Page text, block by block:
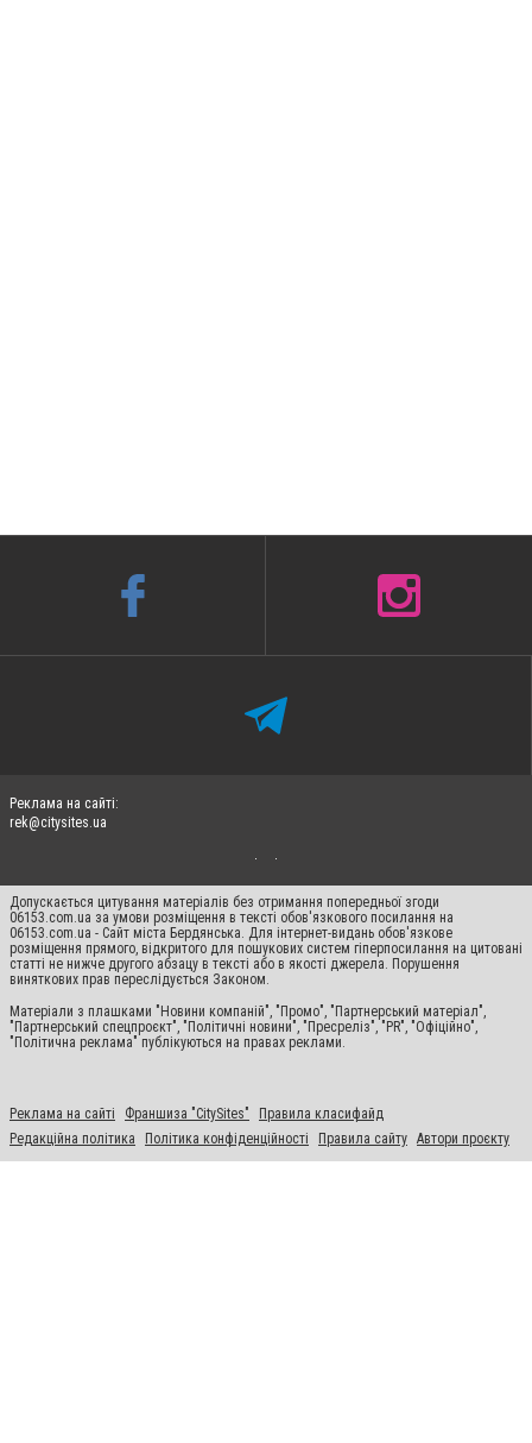
Реклама на сайті:
rek@citysites.ua
Допускається цитування матеріалів без отримання попередньої згоди
06153.com.ua за умови розміщення в тексті обов'язкового посилання на
06153.com.ua - Сайт міста Бердянська. Для інтернет-видань обов'язкове
розміщення прямого, відкритого для пошукових систем гіперпосилання на цитовані
статті не нижче другого абзацу в тексті або в якості джерела. Порушення
виняткових прав переслідується Законом.
Матеріали з плашками "Новини компаній", "Промо", "Партнерський матеріал",
"Партнерський спецпроєкт", "Політичні новини", "Пресреліз", "PR", "Офіційно",
"Політична реклама" публікуються на правах реклами.
Реклама на сайті Франшиза "CitySites"
Правила класифайд
Редакційна політика
Політика конфіденційності Правила сайту Автори проєкту